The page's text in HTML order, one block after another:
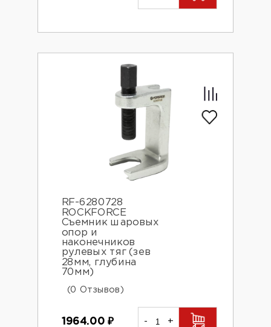
RF-6280728
ROCKFORCE
Съемник шаровых
опор и
наконечников
рулевых тяг (зев
28мм, глубина
70мм)
(0 Отзывов)
1964.00₽ - +